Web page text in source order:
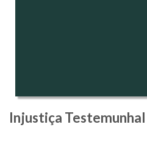
Injustiça